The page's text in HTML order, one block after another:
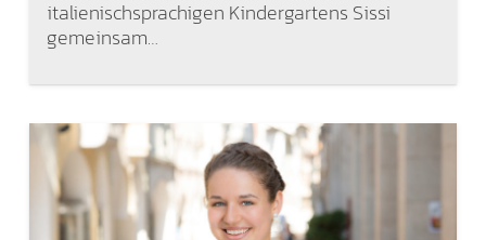
italienischsprachigen Kindergartens Sissi
gemeinsam…